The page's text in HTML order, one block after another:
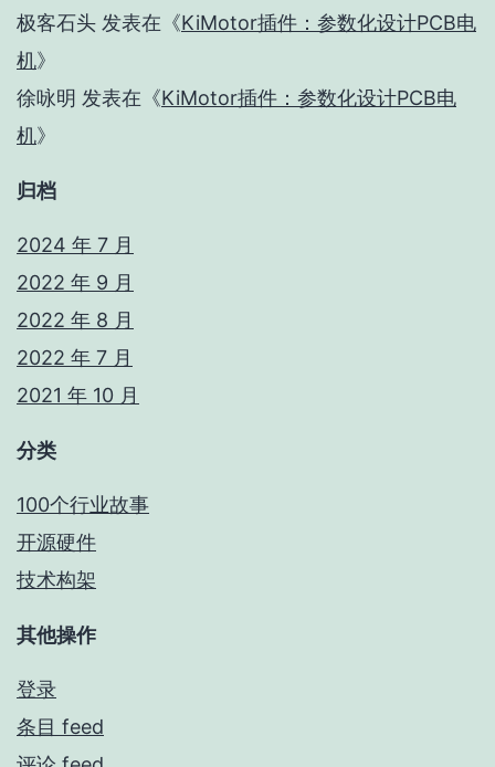
极客石头 发表在《KiMotor插件：参数化设计PCB电
机》
徐咏明 发表在《KiMotor插件：参数化设计PCB电
机》
归档
2024 年 7 月
2022 年 9 月
2022 年 8 月
2022 年 7 月
2021 年 10 月
分类
100个行业故事
开源硬件
技术构架
其他操作
登录
条目 feed